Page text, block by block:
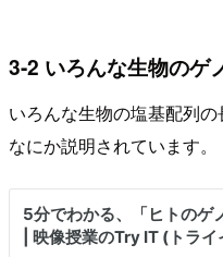
3-2 いろんな生物のゲ
いろんな生物の塩基配列
なにか説明されています。